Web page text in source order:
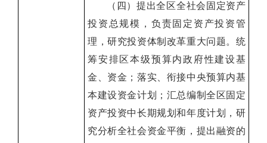
（四）提出全区全社会固定资产
投资总规模，负责固定资产投资管
理，研究投资体制改革重大问题。统
筹安排区本级预算内政府性建设基
金、资金；落实、衔接中央预算内基
本建设资金计划；汇总编制全区固定
资产投资中长期规划和年度计划，研
究分析全社会资金平衡，提出融资的